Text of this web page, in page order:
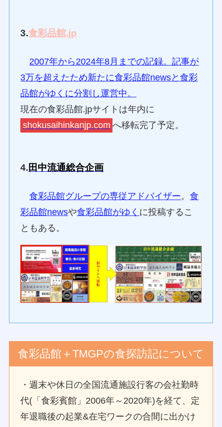
3.食彩品館.jp
2007年から2024年8月までの記録。記事が
3万を超えたため新たに食彩品館newsと食彩
品館がゆくに分割し運営中。
現在の食彩品館.jpサイトは年内に
shokusaihinkanjp.com へ移転完了予定。
4.田中流通総合企画
食彩品館グループの専従アドバイザー。食
彩品館newsや食彩品館がゆく に投稿するこ
ともある。
食彩品館＋TMGPの食探訪記について
・週末や休日の全国流通施設行客の会社勤時
代(「食彩賓館」2006年～2020年)を経て、定
年退職後の起業&在宅ワークの合間に出かけ